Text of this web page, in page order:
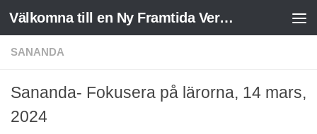
Skip to content Välkomna till en Ny Framtida Verklighet
SANANDA
Sananda- Fokusera på lärorna, 14 mars,
2024